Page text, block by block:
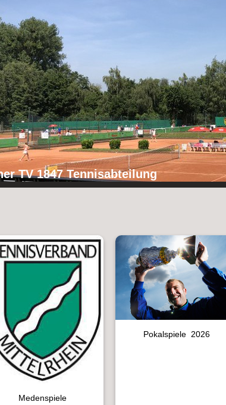
TV 1847 Tennisabteilung
Medenspiele
Pokalspiele 2026